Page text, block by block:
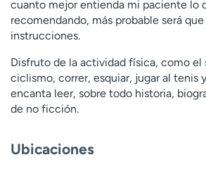
e
n
c
o
n
t
cuanto mejor entienda mi paciente lo
recomendando, más probable será que
instrucciones.
Disfruto de la actividad física, como el
ciclismo, correr, esquiar, jugar al tenis
encanta leer, sobre todo historia,
de no ficción.
Ubicaciones